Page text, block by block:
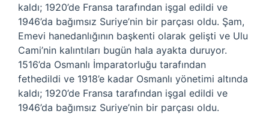
kaldı; 1920’de Fransa tarafından işgal edildi ve
1946’da bağımsız Suriye’nin bir parçası oldu. Şam,
Emevi hanedanlığının başkenti olarak gelişti ve Ulu
Cami’nin kalıntıları bugün hala ayakta duruyor.
1516’da Osmanlı İmparatorluğu tarafından
fethedildi ve 1918’e kadar Osmanlı yönetimi altında
kaldı; 1920’de Fransa tarafından işgal edildi ve
1946’da bağımsız Suriye’nin bir parçası oldu.